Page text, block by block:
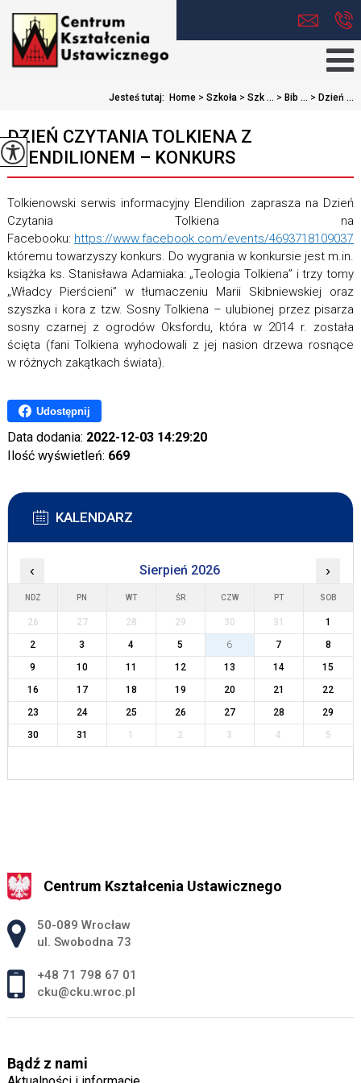
Jesteś tutaj: Home > Szkoła > Szk ... > Bib ... > Dzień ...
DZIEŃ CZYTANIA TOLKIENA Z
ELENDILIONEM – KONKURS
Tolkienowski serwis informacyjny Elendilion zaprasza na Dzień
Czytania Tolkiena na
Facebooku: https://www.facebook.com/events/
któremu towarzyszy konkurs. Do wygrania w konkursie jest m.in.
książka ks. Stanisława Adamiaka: „Teologia Tolkiena” i trzy tomy
„Władcy Pierścieni” w tłumaczeniu Marii Skibniewskiej oraz
szyszka i kora z tzw. Sosny Tolkiena – ulubionej przez pisarza
sosny czarnej z ogrodów Oksfordu, która w 2014 r. została
ścięta (fani Tolkiena wyhodowali z jej nasion drzewa rosnące
w różnych zakątkach świata).
Udostępnij
Data dodania: 2022-12-03 14:29:20
Ilość wyświetleń: 669
KALENDARZ
‹ Sierpień 2026 ›
NDZ PN WT ŚR CZW PT SOB
26 27 28 29 30 31
1
2
3 4 5 6 7
8
9
10 11 12 13 14
15
16
17 18 19 20 21
22
23
24 25 26 27 28
29
30
31 1 2 3 4 5
Centrum Kształcenia Ustawicznego
Adres pocztowy:
50-089 Wrocław
ul. Swobodna 73
+48 71 798 67 01
cku@cku.wroc.pl
Bądź z nami